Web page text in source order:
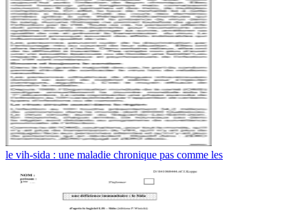
le vih-sida : une maladie chronique pas comme les